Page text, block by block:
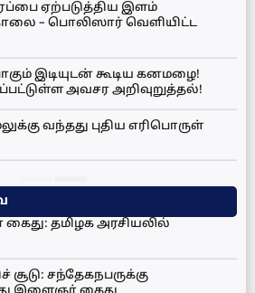
ஏற்படுத்திய இளம்
– பொலிஸார் வெளியிட்ட
இடியுடன் கூடிய கனமழை!
அவசர அறிவுறுத்தல்!
வந்தது புதிய எரிபொருள்
தமிழக அரசியலில்
சந்தேகநபருக்கு